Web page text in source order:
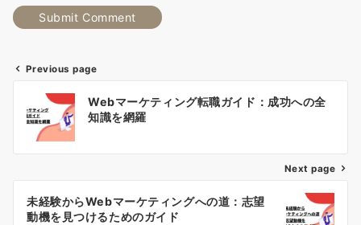
稿
ゲ
Previous page
Webマーケティング転職ガイド：成功への全
知識を網羅
Next page
未経験からWebマーケティングへの道：志望
動機を見つけるためのガイド